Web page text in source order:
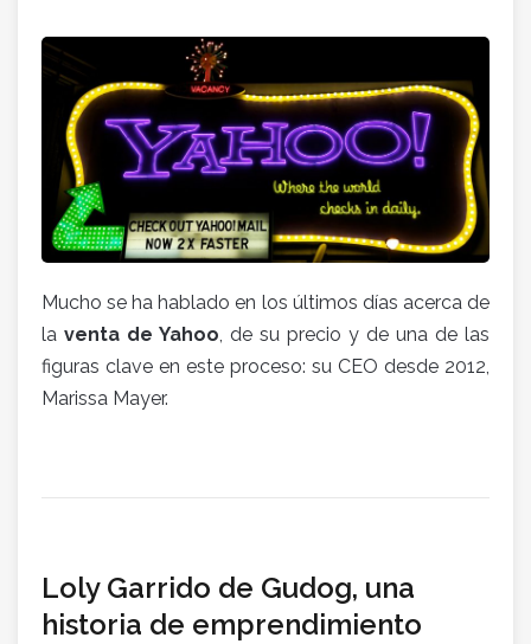
Mucho se ha hablado en los últimos días acerca de
la venta de Yahoo, de su precio y de una de las
figuras clave en este proceso: su CEO desde 2012,
Marissa Mayer.
Loly Garrido de Gudog, una
historia de emprendimiento